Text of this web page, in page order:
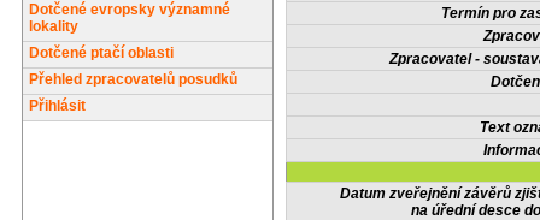
Dotčené evropsky významné
lokality
Dotčené ptačí oblasti
Přehled zpracovatelů posudků
Přihlásit
Termín pro
Zpracovatel -
Text
Datum zveřejnění závěrů
na úřední desce